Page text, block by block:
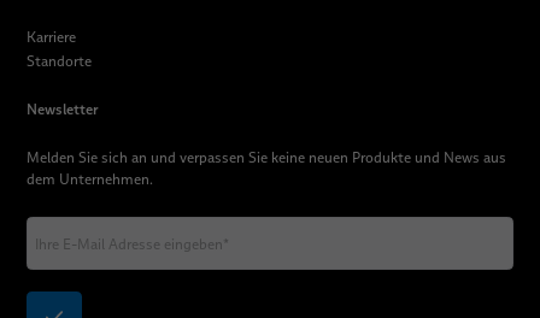
Karriere
Standorte
Newsletter
Melden Sie sich an und verpassen Sie keine neuen Produkte und News aus
dem Unternehmen.